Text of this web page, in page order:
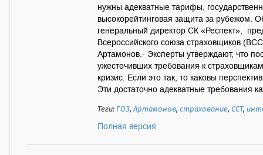
нужны адекватные тарифы,
высокорейтинговая защита за рубежом.
генеральный директор СК «Респект»,
Всероссийского союза страховщиков
Артамонов.- Эксперты утверждают, что
ужесточивших требования к
кризис. Если это так, то каковы
Эти достаточно адекватные требования
Теги:ГОЗ,Артамонов,страхование,ССТ,
Полная версия